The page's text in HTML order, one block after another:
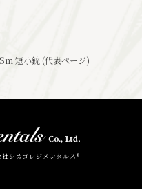
短小銃 (代表ページ)
シカゴレジメンタルス®